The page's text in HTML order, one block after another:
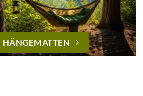
HÄNGEMATTEN